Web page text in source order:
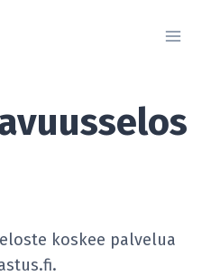
koskee palvelua